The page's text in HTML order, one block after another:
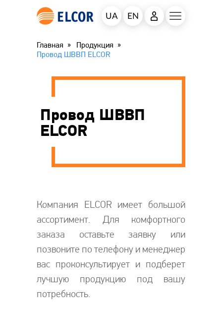
EN
UA
Главная
Продукция
Провод ШВВП ELCOR
Провод ШВВП
ELCOR
Компания ELCOR имеет большой
ассортимент. Для комфортного
заказа оставьте заявку или
позвоните по телефону и менеджер
вас проконсультирует и подберет
лучшую продукцию под вашу
потребность.